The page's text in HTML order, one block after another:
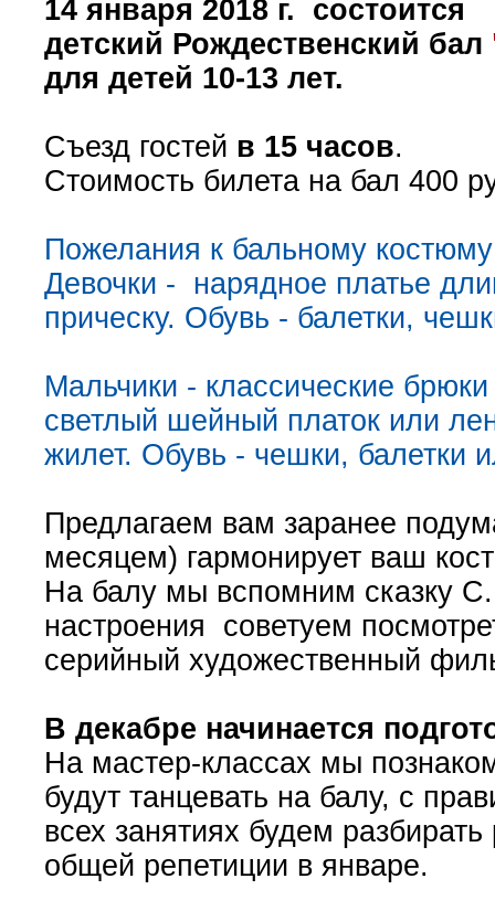
14 января 2018 г. состоится
детский Рождественский бал
для детей 10-13 лет.
Съезд гостей в 15 часов.
Стоимость билета на бал 400
Пожелания к бальному
Девочки - нарядное платье
прическу. Обувь - балетки,
Мальчики - классические
светлый шейный платок или
жилет. Обувь - чешки, балетки
Предлагаем вам заранее
месяцем) гармонирует ваш
На балу мы вспомним сказку
настроения советуем
серийный художественный
В декабре начинается
На мастер-классах мы
будут танцевать на балу, с
всех занятиях будем
общей репетиции в январе.